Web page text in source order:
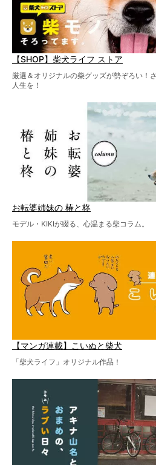
【SHOP】柴犬ライフ ストア
厳選＆オリジナルの柴グッズが勢ぞろい！
人生を！
お転婆姉妹の 椿と柊
モデル・KIKIが綴る、心温まる柴コラム。
【マンガ連載】こいぬと柴犬
「柴犬ライフ」オリジナル作品！